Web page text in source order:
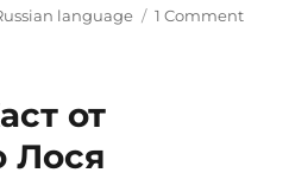
language 1 Commenton
от
Лося